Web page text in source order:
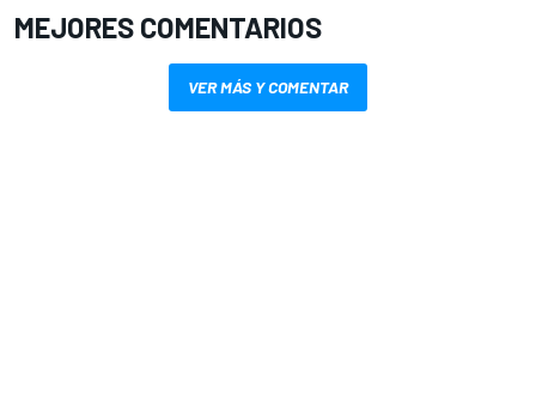
MEJORES COMENTARIOS
VER MÁS Y COMENTAR